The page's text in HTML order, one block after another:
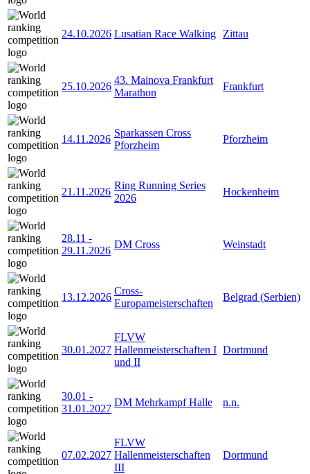
24.10.2026 Lusatian Race Walking Zittau
25.10.2026
43. Mainova Frankfurt
Marathon
Frankfurt
14.11.2026
Sparkassen Cross
Pforzheim
Pforzheim
21.11.2026
Ring Running Series
2026
Hockenheim
28.11 -
29.11.2026
DM Cross Weinstadt
13.12.2026
Cross-
Europameisterschaften
Belgrad (Serbien)
30.01.2027
FLVW
Hallenmeisterschaften I
und II
Dortmund
30.01 -
31.01.2027
DM Mehrkampf Halle n.n.
07.02.2027
FLVW
Hallenmeisterschaften
III
Dortmund